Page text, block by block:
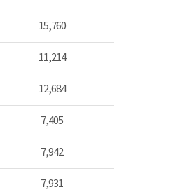
15,760
11,214
12,684
7,405
7,942
7,931